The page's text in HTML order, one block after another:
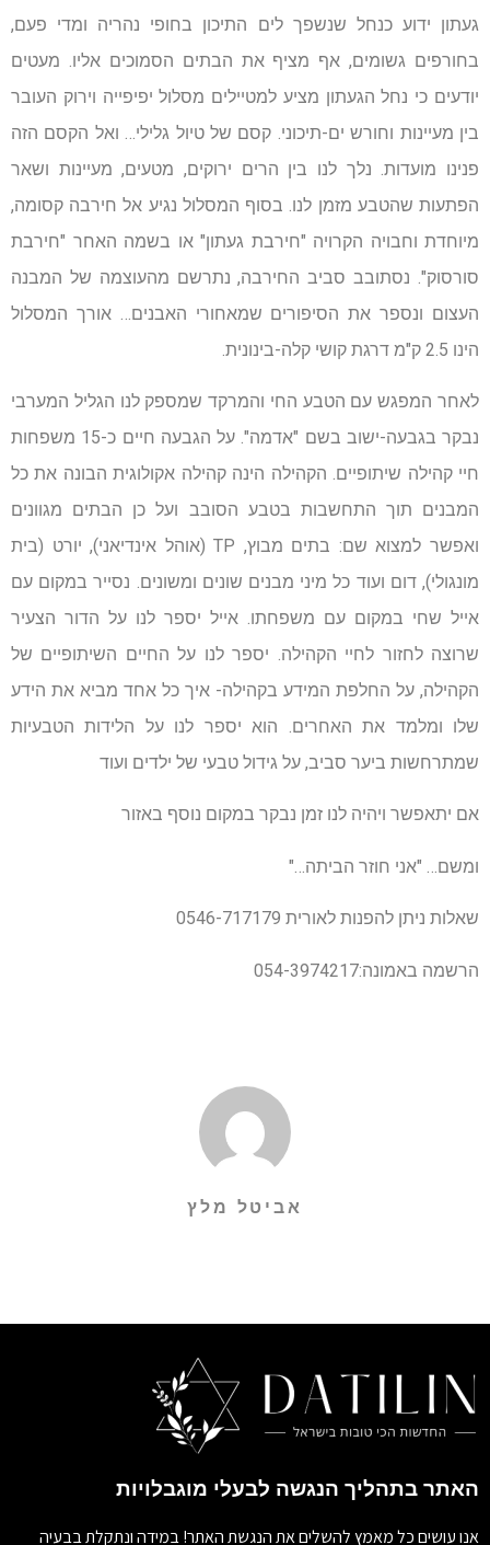
געתון ידוע כנחל שנשפך לים התיכון בחופי נהריה ומדי פעם,
בחורפים גשומים, אף מציף את הבתים הסמוכים אליו. מעטים
יודעים כי נחל הגעתון מציע למטיילים מסלול יפיפייה וירוק העובר
בין מעיינות וחורש ים-תיכוני. קסם של טיול גלילי… ואל הקסם הזה
פנינו מועדות. נלך לנו בין הרים ירוקים, מטעים, מעיינות ושאר
הפתעות שהטבע מזמן לנו. בסוף המסלול נגיע אל חירבה קסומה,
מיוחדת וחבויה הקרויה "חירבת געתון" או בשמה האחר "חירבת
סורסוק". נסתובב סביב החירבה, נתרשם מהעוצמה של המבנה
העצום ונספר את הסיפורים שמאחורי האבנים… אורך המסלול
הינו 2.5 ק"מ דרגת קושי קלה-בינונית.
לאחר המפגש עם הטבע החי והמרקד שמספק לנו הגליל המערבי
נבקר בגבעה-ישוב בשם "אדמה". על הגבעה חיים כ-15 משפחות
חיי קהילה שיתופיים. הקהילה הינה קהילה אקולוגית הבונה את כל
המבנים תוך התחשבות בטבע הסובב ועל כן הבתים מגוונים
ואפשר למצוא שם: בתים מבוץ, TP (אוהל אינדיאני), יורט (בית
מונגולי), דום ועוד כל מיני מבנים שונים ומשונים. נסייר במקום עם
אייל שחי במקום עם משפחתו. אייל יספר לנו על הדור הצעיר
שרוצה לחזור לחיי הקהילה. יספר לנו על החיים השיתופיים של
הקהילה, על החלפת המידע בקהילה- איך כל אחד מביא את הידע
שלו ומלמד את האחרים. הוא יספר לנו על הלידות הטבעיות
שמתרחשות ביער סביב, על גידול טבעי של ילדים ועוד
אם יתאפשר ויהיה לנו זמן נבקר במקום נוסף באזור
ומשם… "אני חוזר הביתה…"
שאלות ניתן להפנות לאורית 0546-717179
הרשמה באמונה:054-3974217
אביטל מלץ
האתר בתהליך הנגשה לבעלי מוגבלויות
אנו עושים כל מאמץ להשלים את הנגשת האתר! במידה ונתקלת בבעיה